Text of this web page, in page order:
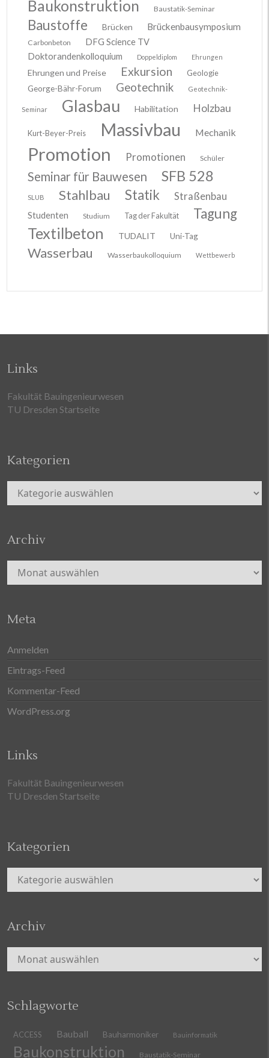
Baukonstruktion Baustatik-Seminar
Baustoffe Brücken Brückenbausymposium
Carbonbeton
DFG Science TV
Doktorandenkolloquium
Doppeldiplom Ehrungen
Ehrungen und Preise Exkursion
Geologie
George-Bähr-Forum
Geotechnik Geotechnik-
Seminar Glasbau Habilitation Holzbau
Kurt-Beyer-Preis Massivbau Mechanik
Promotion Promotionen Schüler
Seminar für Bauwesen SFB 528
SLUB Stahlbau Statik Straßenbau
Studenten Studium Tag der Fakultät Tagung
Textilbeton TUDALIT Uni-Tag
Wasserbau Wasserbaukolloquium Wettbewerb
Links
Fakultät Bauingenieurwesen
TU Dresden Startseite
Kategorien
Kategorien
Archiv
Archiv
Meta
Anmelden
Eintrags-Feed
Kommentar-Feed
WordPress.org
Links
Fakultät Bauingenieurwesen
TU Dresden Startseite
Kategorien
Kategorien
Archiv
Archiv
Schlagworte
ACCESS Bauball Bauharmoniker Bauinformatik
Baukonstruktion Baustatik-Seminar